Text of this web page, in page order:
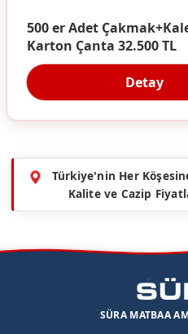
500 er Adet
Karton Çanta 32.500 TL
Detay
Türkiye'nin Her
Kalite ve Cazip
SÜRA MATBAA